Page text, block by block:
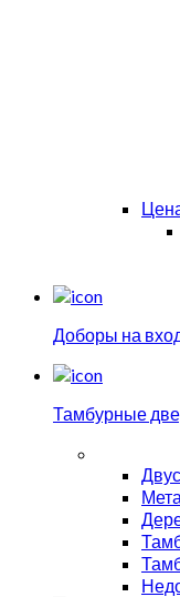
Доборы на
Тамбурные